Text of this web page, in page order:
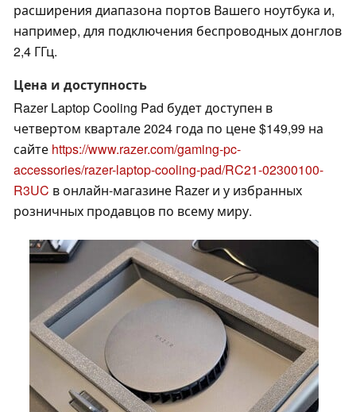
расширения диапазона портов Вашего ноутбука и,
например, для подключения беспроводных донглов
2,4 ГГц.
Цена и доступность
Razer Laptop Cooling Pad будет доступен в
четвертом квартале 2024 года по цене $149,99 на
сайте https://www.razer.com/gaming-pc-
accessories/razer-laptop-cooling-pad/RC21-02300100-
R3UC в онлайн-магазине Razer и у избранных
розничных продавцов по всему миру.